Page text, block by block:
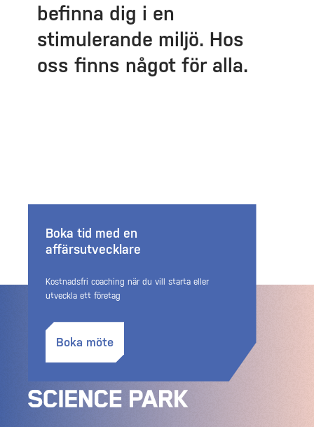
befinna dig i en
stimulerande miljö. Hos
oss finns något för alla.
Boka tid med en
affärsutvecklare
Kostnadsfri coaching när du vill starta eller
utveckla ett företag
Boka möte